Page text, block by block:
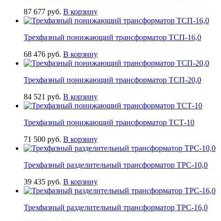
87 677 руб. В корзину
Трехфазный понижающий трансформатор ТСП-16,0
68 476 руб. В корзину
Трехфазный понижающий трансформатор ТСП-20,0
84 521 руб. В корзину
Трехфазный понижающий трансформатор ТСТ-10
71 500 руб. В корзину
Трехфазный разделительный трансформатор ТРС-10,0
39 435 руб. В корзину
Трехфазный разделительный трансформатор ТРС-16,0